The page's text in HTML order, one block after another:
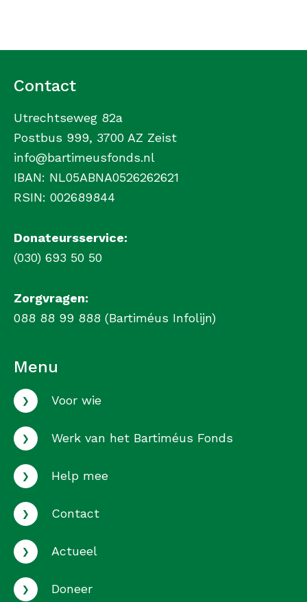
Contact
Utrechtseweg 82a
Postbus 999, 3700 AZ Zeist
info@bartimeusfonds.nl
IBAN: NL05ABNA0526262621
RSIN: 002689844
Donateursservice:
(030) 693 50 50
Zorgvragen:
088 88 99 888 (Bartiméus Infolijn)
Menu
› Voor wie
› Werk van het Bartiméus Fonds
› Help mee
› Contact
› Actueel
› Doneer